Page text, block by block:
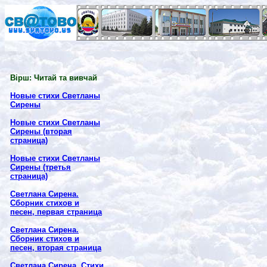
Вірш: Читай та вивчай
Новые стихи Светланы
Сирены
Новые стихи Светланы
Сирены (вторая
страница)
Новые стихи Светланы
Сирены (третья
страница)
Светлана Сирена.
Сборник стихов и
песен, первая страница
Светлана Сирена.
Сборник стихов и
песен, вторая страница